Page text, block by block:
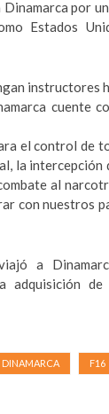
por
Estados
instructores
cuente
el control de
la intercepción
al
con nuestros
a
adquisición de
DINAMARCA F16